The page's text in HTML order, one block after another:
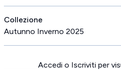
Collezione
Autunno Inverno 2025
Accedi o Iscriviti per